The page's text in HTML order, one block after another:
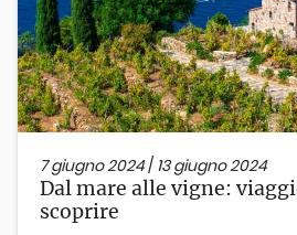
7 giugno 2024/ 13 giugno 2024
Dal mare alle vigne:
scoprire